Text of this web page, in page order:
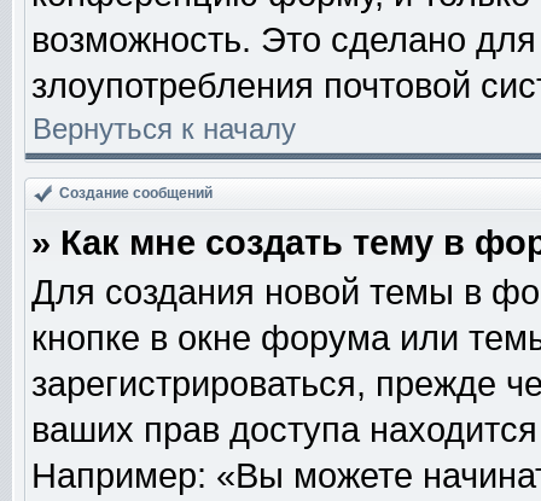
возможность. Это сделано
злоупотребления почтовой
Вернуться к началу
Создание сообщений
» Как мне создать тему в
Для создания новой темы в
кнопке в окне форума или
зарегистрироваться, прежде
ваших прав доступа
Например: «Вы можете